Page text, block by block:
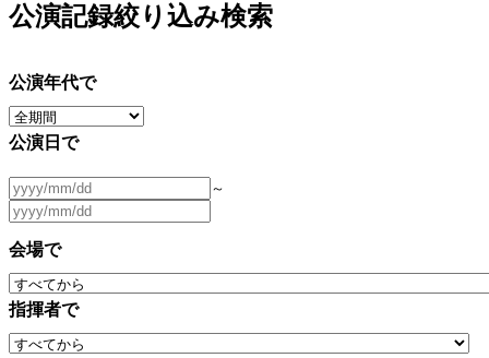
公演記録絞り込み検索
公演年代で
公演日で
～
会場で
指揮者で